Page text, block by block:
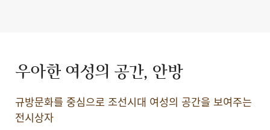
우아한 여성의 공간, 안방
규방문화를 중심으로 조선시대 여성의 공간을 보여주는
전시상자